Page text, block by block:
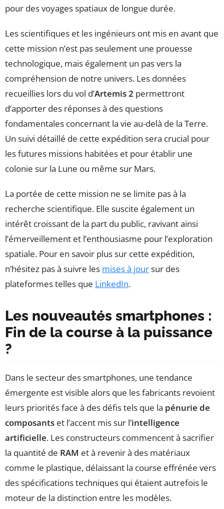
pour des voyages spatiaux de longue durée.
Les scientifiques et les ingénieurs ont mis en avant que
cette mission n’est pas seulement une prouesse
technologique, mais également un pas vers la
compréhension de notre univers. Les données
recueillies lors du vol d’Artemis 2 permettront
d’apporter des réponses à des questions
fondamentales concernant la vie au-delà de la Terre.
Un suivi détaillé de cette expédition sera crucial pour
les futures missions habitées et pour établir une
colonie sur la Lune ou même sur Mars.
La portée de cette mission ne se limite pas à la
recherche scientifique. Elle suscite également un
intérêt croissant de la part du public, ravivant ainsi
l’émerveillement et l’enthousiasme pour l’exploration
spatiale. Pour en savoir plus sur cette expédition,
n’hésitez pas à suivre les mises à joursur des
plateformes telles que LinkedIn.
Les nouveautés smartphones :
Fin de la course à la puissance
?
Dans le secteur des smartphones, une tendance
émergente est visible alors que les fabricants revoient
leurs priorités face à des défis tels que la pénurie de
composants et l’accent mis sur l’intelligence
artificielle. Les constructeurs commencent à sacrifier
la quantité de RAM et à revenir à des matériaux
comme le plastique, délaissant la course effrénée vers
des spécifications techniques qui étaient autrefois le
moteur de la distinction entre les modèles.